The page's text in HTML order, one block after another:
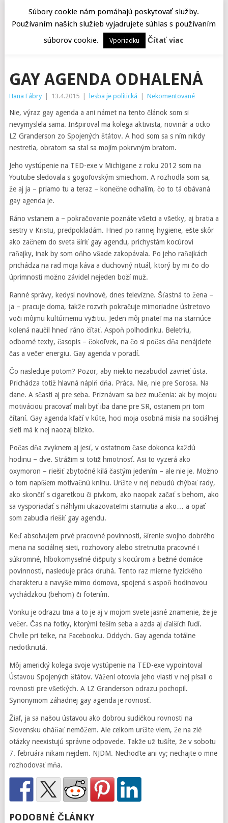
GAY AGENDA ODHALENÁ
Hana Fábry 13.4.2015 lesba je politická Nekomentované
Nie, výraz gay agenda a ani námet na tento článok som si
nevymyslela sama. Inšpiroval ma kolega aktivista, novinár a ocko
LZ Granderson zo Spojených štátov. A hoci som sa s ním nikdy
nestretla, obratom sa stal sa mojím pokrvným bratom.
Jeho vystúpenie na TED-exe v Michigane z roku 2012 som na
Youtube sledovala s gogoľovským smiechom. A rozhodla som sa,
že aj ja – priamo tu a teraz – konečne odhalím, čo to tá obávaná
gay agenda je.
Ráno vstanem a – pokračovanie poznáte všetci a všetky, aj bratia a
sestry v Kristu, predpokladám. Hneď po rannej hygiene, ešte skôr
ako začnem do sveta šíriť gay agendu, prichystám kocúrovi
raňajky, inak by som oňho všade zakopávala. Po jeho raňajkách
prichádza na rad moja káva a duchovný rituál, ktorý by mi čo do
úprimnosti možno závidel nejeden boží muž.
Ranné správy, kedysi novinové, dnes televízne. Šťastná to žena –
ja – pracuje doma, takže rozvrh pokračuje mimoriadne ústretovo
voči môjmu kultúrnemu vyžitiu. Jeden môj priateľ ma na starnúce
kolená naučil hneď ráno čítať. Aspoň polhodinku. Beletriu,
odborné texty, časopis – čokoľvek, na čo si počas dňa nenájdete
čas a večer energiu. Gay agenda v poradí.
Čo nasleduje potom? Pozor, aby niekto nezabudol zavrieť ústa.
Prichádza totiž hlavná náplň dňa. Práca. Nie, nie pre Sorosa. Na
dane. A sčasti aj pre seba. Priznávam sa bez mučenia: ak by mojou
motiváciou pracovať mali byť iba dane pre SR, ostanem pri tom
čítaní. Gay agenda kľačí v kúte, hoci moja osobná misia na sociálnej
sieti má k nej naozaj blízko.
Počas dňa zvyknem aj jesť, v ostatnom čase dokonca každú
hodinu – dve. Strážim si totiž hmotnosť. Asi to vyzerá ako
oxymoron – riešiť zbytočné kilá častým jedením – ale nie je. Možno
o tom napíšem motivačnú knihu. Určite v nej nebudú chýbať rady,
ako skončiť s cigaretkou či pivkom, ako naopak začať s behom, ako
sa vysporiadať s náhlymi ukazovateľmi starnutia a ako… a opäť
som zabudla riešiť gay agendu.
Keď absolvujem prvé pracovné povinnosti, šírenie svojho dobrého
mena na sociálnej sieti, rozhovory alebo stretnutia pracovné i
súkromné, hlbokomyseľné dišputy s kocúrom a bežné domáce
povinnosti, nasleduje práca druhá. Tento raz mierne fyzického
charakteru a navyše mimo domova, spojená s aspoň hodinovou
vychádzkou (behom) či fotením.
Vonku je odrazu tma a to je aj v mojom svete jasné znamenie, že je
večer. Čas na fotky, ktorými teším seba a azda aj ďalších ľudí.
Chvíle pri telke, na Facebooku. Oddych. Gay agenda totálne
nedotknutá.
Môj americký kolega svoje vystúpenie na TED-exe vypointoval
Ústavou Spojených štátov. Vážení otcovia jeho vlasti v nej písali o
rovnosti pre všetkých. A LZ Granderson odrazu pochopil.
Synonymom záhadnej gay agenda je rovnosť.
Žiaľ, ja sa našou ústavou ako dobrou sudičkou rovnosti na
Slovensku oháňať nemôžem. Ale celkom určite viem, že na zlé
otázky neexistujú správne odpovede. Takže už tušíte, že v sobotu
7. februára nikam nejdem. NJDM. Nechoďte ani vy; nechajte o mne
rozhodovať mňa.
PODOBNÉ ČLÁNKY
Súbory cookie nám pomáhajú poskytovať služby.
Používaním našich služieb vyjadrujete súhlas s používaním
súborov cookie.
Vporiadku Čítať viac